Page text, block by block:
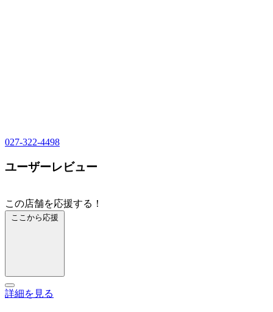
027-322-4498
ユーザーレビュー
この店舗を応援する！
ここから応援
詳細を見る